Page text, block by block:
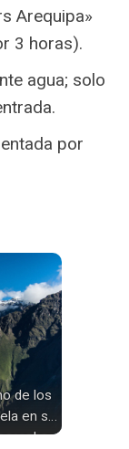
Arequipa»
3 horas).
agua; solo
por
de los
en su